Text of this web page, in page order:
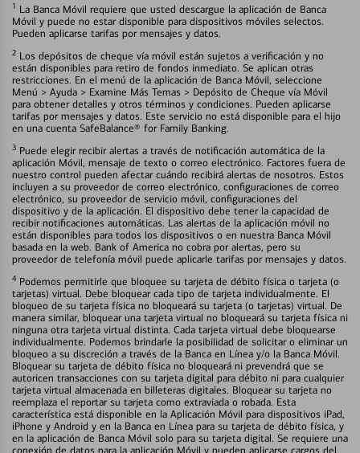
1 La Banca Móvil requiere que usted descargue la aplicación de Banca
Móvil y puede no estar disponible para dispositivos móviles selectos.
Pueden aplicarse tarifas por mensajes y datos.
2 Los depósitos de cheque vía móvil están sujetos a verificación y no
están disponibles para retiro de fondos inmediato. Se aplican otras
restricciones. En el menú de la aplicación de Banca Móvil, seleccione
Menú > Ayuda > Examine Más Temas > Depósito de Cheque vía Móvil
para obtener detalles y otros términos y condiciones. Pueden aplicarse
tarifas por mensajes y datos. Este servicio no está disponible para el hijo
en una cuenta SafeBalance® for Family Banking.
3 Puede elegir recibir alertas a través de notificación automática de la
aplicación Móvil, mensaje de texto o correo electrónico. Factores fuera de
nuestro control pueden afectar cuándo recibirá alertas de nosotros. Estos
incluyen a su proveedor de correo electrónico, configuraciones de correo
electrónico, su proveedor de servicio móvil, configuraciones del
dispositivo y de la aplicación. El dispositivo debe tener la capacidad de
recibir notificaciones automáticas. Las alertas de la aplicación móvil no
están disponibles para todos los dispositivos o en nuestra Banca Móvil
basada en la web. Bank of America no cobra por alertas, pero su
proveedor de telefonía móvil puede aplicarle tarifas por mensajes y datos.
4 Podemos permitirle que bloquee su tarjeta de débito física o tarjeta (o
tarjetas) virtual. Debe bloquear cada tipo de tarjeta individualmente. El
bloqueo de su tarjeta física no bloqueará su tarjeta (o tarjetas) virtual. De
manera similar, bloquear una tarjeta virtual no bloqueará su tarjeta física ni
ninguna otra tarjeta virtual distinta. Cada tarjeta virtual debe bloquearse
individualmente. Podemos brindarle la posibilidad de solicitar o eliminar un
bloqueo a su discreción a través de la Banca en Línea y/o la Banca Móvil.
Bloquear su tarjeta de débito física no bloqueará ni prevendrá que se
autoricen transacciones con su tarjeta digital para débito ni para cualquier
tarjeta virtual almacenada en billeteras digitales. Bloquear su tarjeta no
reemplaza el reportar su tarjeta como extraviada o robada. Esta
característica está disponible en la Aplicación Móvil para dispositivos iPad,
iPhone y Android y en la Banca en Línea para su tarjeta de débito física, y
en la aplicación de Banca Móvil solo para su tarjeta digital. Se requiere una
conexión de datos para la aplicación Móvil y pueden aplicarse cargos del